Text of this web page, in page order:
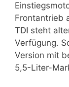
Frontantrieb
TDI steht
Verfügung.
Version mit
5,5-Liter-